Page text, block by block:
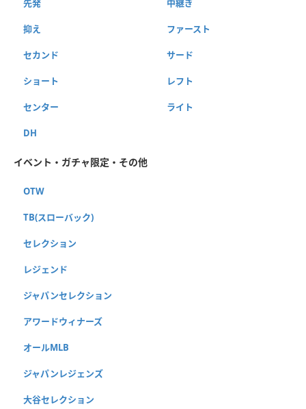
先発 中継ぎ
抑え ファースト
セカンド サード
ショート レフト
センター ライト
DH
イベント・ガチャ限定・その他
OTW
TB(スローバック)
セレクション
レジェンド
ジャパンセレクション
アワードウィナーズ
オールMLB
ジャパンレジェンズ
大谷セレクション